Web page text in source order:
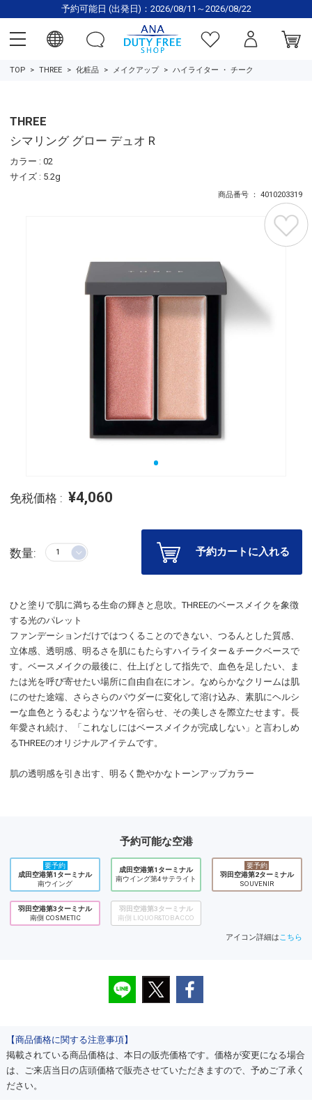
予約可能日 (出発日)：2026/08/11～2026/08/22
TOP THREE 化粧品 メイクアップ ハイライター ・ チーク
THREE
シマリング グロー デュオ R
カラー : 02
サイズ : 5.2g
商品番号 ： 4010203319
免税価格 : ¥4,060
数量: 予約カートに入れる
ひと塗りで肌に満ちる生命の輝きと息吹。THREEのベースメイクを象徴
する光のパレット
ファンデーションだけではつくることのできない、つるんとした質感、
立体感、透明感、明るさを肌にもたらすハイライター＆チークベースで
す。ベースメイクの最後に、仕上げとして指先で、血色を足したい、ま
たは光を呼び寄せたい場所に自由自在にオン。なめらかなクリームは肌
にのせた途端、さらさらのパウダーに変化して溶け込み、素肌にヘルシ
ーな血色とうるむようなツヤを宿らせ、その美しさを際立たせます。長
年愛され続け、「これなしにはベースメイクが完成しない」と言わしめ
るTHREEのオリジナルアイテムです。
肌の透明感を引き出す、明るく艶やかなトーンアップカラー
予約可能な空港
要予約
成田空港第1ターミナル
南ウイング
成田空港第1ターミナル
南ウイング第4サテライト
要予約
羽田空港第2ターミナル
SOUVENIR
羽田空港第3ターミナル
南側 COSMETIC
羽田空港第3ターミナル
南側 LIQUOR&TOBACCO
アイコン詳細はこちら
【商品価格に関する注意事項】
掲載されている商品価格は、本日の販売価格です。価格が変更になる場合
は、ご来店当日の店頭価格で販売させていただきますので、予めご了承く
ださい。